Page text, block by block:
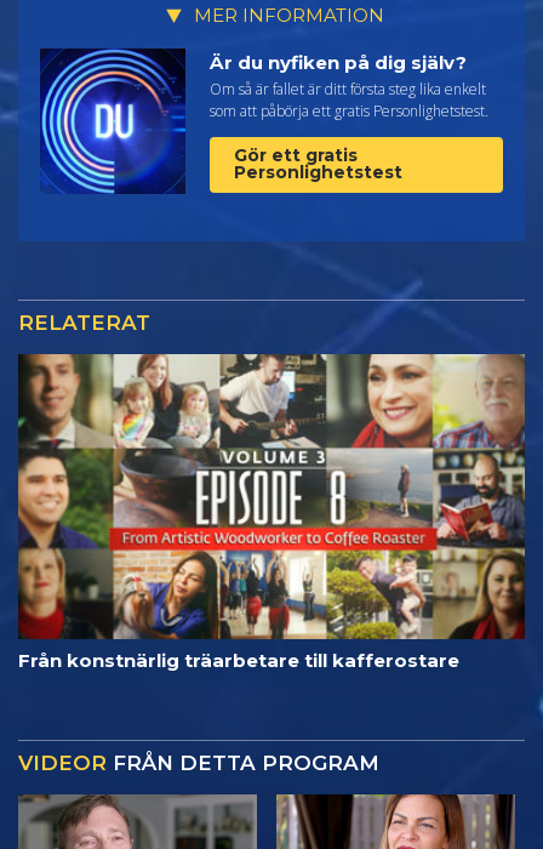
MER INFORMATION
Är du nyfiken på dig själv?
Om så är fallet är ditt första steg lika enkelt
som att påbörja ett gratis Personlighetstest.
Gör ett gratis
Personlighetstest
RELATERAT
Från konstnärlig träarbetare till kafferostare
VIDEOR FRÅN DETTA PROGRAM